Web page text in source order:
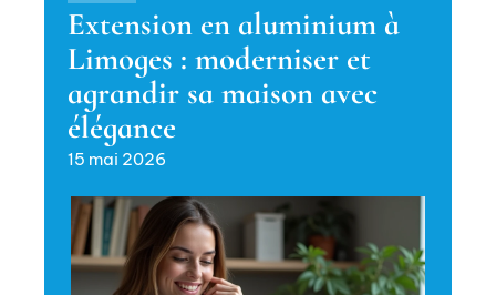
Extension en aluminium à
Limoges : moderniser et
agrandir sa maison avec
élégance
15 mai 2026